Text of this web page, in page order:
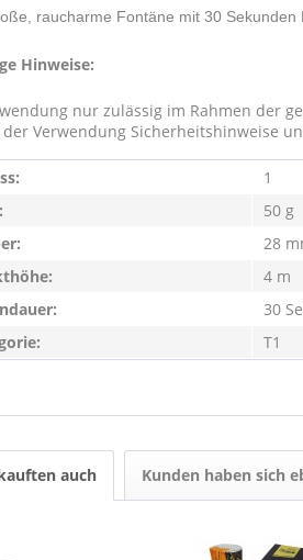
raucharme Fontäne mit 30
Hinweise:
nur zulässig im Rahmen der
der Verwendung Sicherheitshinweise
1
50 g
28
4 m
30
T1
auch Kunden haben sich